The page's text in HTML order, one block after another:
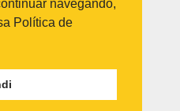
/ sala 1407
navegando,
Política de